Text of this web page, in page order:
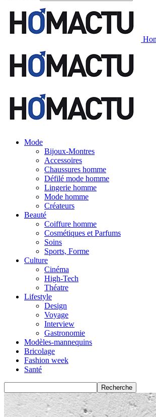
Mode
Bijoux-Montres
Accessoires
Chaussures homme
Défilé mode homme
Lingerie homme
Mode homme
Créateurs
Beauté
Coiffure homme
Cosmétiques et Parfums
Soins
Sports, Forme
Culture
Cinéma
High-Tech
Théatre
Lifestyle
Design
Voyage
Interview
Gastronomie
Modèles-mannequins
Bricolage
Fashion week
Santé